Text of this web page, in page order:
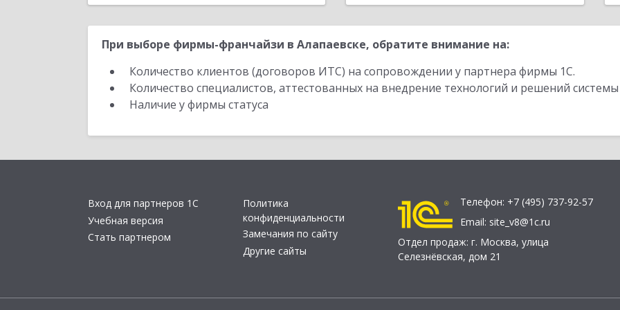
При выборе фирмы-франчайзи в Алапаевске, обратите внимание на:
Количество клиентов (договоров ИТС) на сопровождении у партнера фирмы 1С.
Количество специалистов, аттестованных на внедрение технологий и решений
Наличие у фирмы статуса
Вход для партнеров 1С
Учебная версия
Стать партнером
Политика
конфиденциальности
Замечания по сайту
Другие сайты
Телефон: +7 (495) 737-92-57
Email: site_v8@1c.ru
Отдел продаж: г. Москва, улица
Селезнёвская, дом 21